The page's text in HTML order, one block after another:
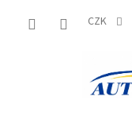
CZK